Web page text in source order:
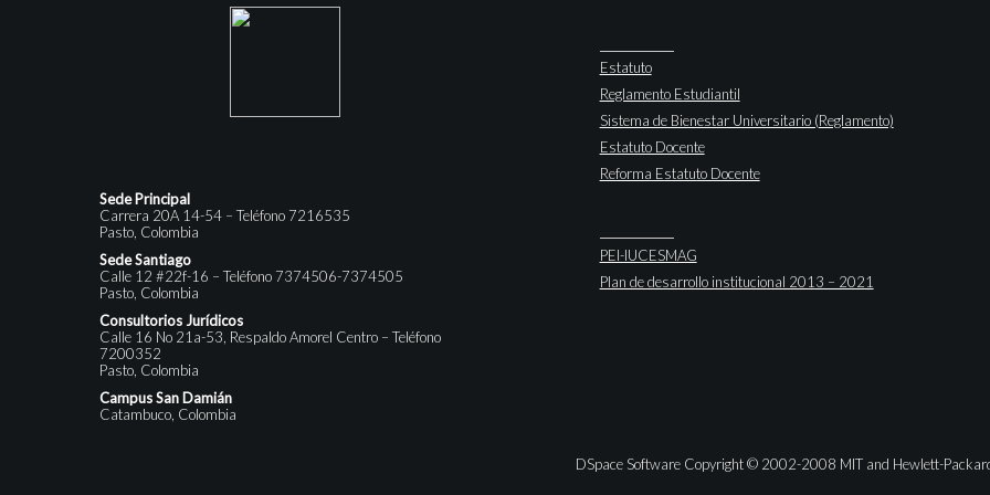
Sede Principal
Carrera 20A 14-54 – Teléfono 7216535
Pasto, Colombia
Sede Santiago
Calle 12 #22f-16 – Teléfono 7374506-7374505
Pasto, Colombia
Consultorios Jurídicos
Calle 16 No 21a-53, Respaldo Amorel Centro – Teléfono
7200352
Pasto, Colombia
Campus San Damián
Catambuco, Colombia
Estatuto
Reglamento Estudiantil
Sistema de Bienestar Universitario (Reglamento)
Estatuto Docente
Reforma Estatuto Docente
PEI-IUCESMAG
Plan de desarrollo institucional 2013 – 2021
DSpace Software Copyright © 2002-2008 MIT and Hewlett-